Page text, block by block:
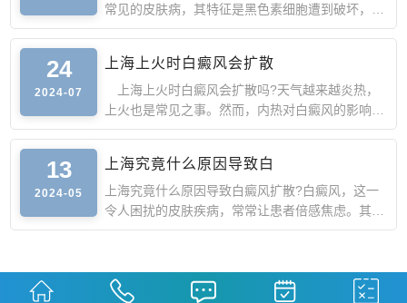
常见的皮肤病，其特征是黑色素细胞遭到破坏，导
致皮肤上出现白斑
24
2024-07
上海上火时白癜风会扩散
上海上火时白癜风会扩散吗?天气越来越炎热，
上火也是常见之事。然而，内热对白癜风的影响是
一个复杂的问题。
13
2024-05
上海究竟什么原因导致白
上海究竟什么原因导致白癜风扩散?白癜风，这一
令人困扰的皮肤疾病，常常让患者倍感焦虑。其令
人担忧的特点之一